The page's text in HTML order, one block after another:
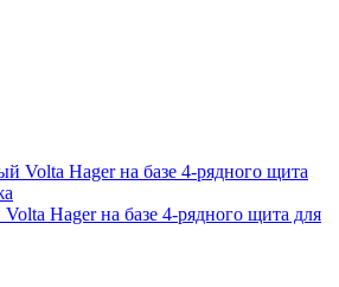
Hager на базе 4-рядного щита для